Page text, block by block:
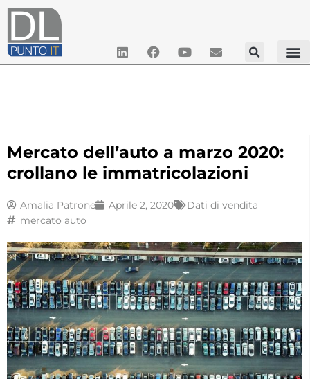
Mercato dell’auto a marzo 2020:
crollano le immatricolazioni
Amalia Patrone Aprile 2, 2020
Dati di vendita
mercato auto